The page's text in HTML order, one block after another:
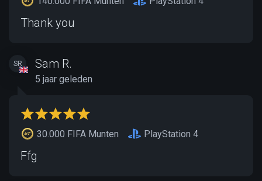
Thank you
SR Sam R.
5 jaar geleden
30.000 FIFA Munten PlayStation 4
Ffg